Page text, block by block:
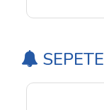
SEPETE